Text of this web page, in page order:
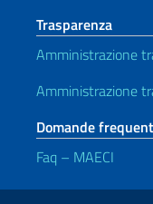
Trasparenza
Amministrazione
Amministrazione
Domande
Faq – MAECI